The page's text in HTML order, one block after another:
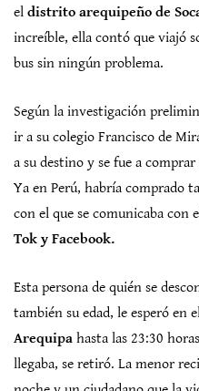
el distrito arequipeño de
increíble, ella contó que viajó
bus sin ningún problema.
Según la investigación
ir a su colegio Francisco de
a su destino y se fue a
Ya en Perú, habría comprado
con el que se comunicaba con
Tok y Facebook.
Esta persona de quién se
también su edad, le esperó en
Arequipa hasta las 23:30
llegaba, se retiró. La menor